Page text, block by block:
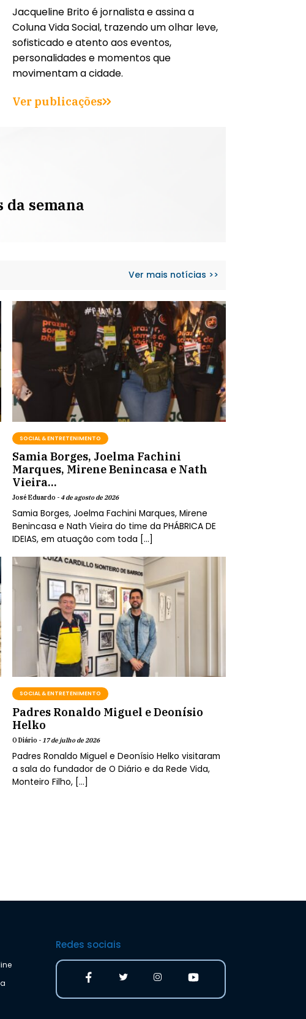
Jacqueline Brito é jornalista e assina a
Coluna Vida Social, trazendo um olhar leve,
sofisticado e atento aos eventos,
personalidades e momentos que
movimentam a cidade.
Ver publicações
da semana
Ver mais notícias >>
SOCIAL & ENTRETENIMENTO
Samia Borges, Joelma Fachini
Marques, Mirene Benincasa e Nath
Vieira...
José Eduardo - 4 de agosto de 2026
Samia Borges, Joelma Fachini Marques, Mirene
Benincasa e Nath Vieira do time da PHÁBRICA DE
IDEIAS, em atuação com toda […]
SOCIAL & ENTRETENIMENTO
Padres Ronaldo Miguel e Deonísio
Helko
O Diário - 17 de julho de 2026
Padres Ronaldo Miguel e Deonísio Helko visitaram
a sala do fundador de O Diário e da Rede Vida,
Monteiro Filho, […]
Redes sociais